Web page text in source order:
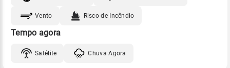
Vento Risco de Incêndio
Tempo agora
Satélite Chuva Agora